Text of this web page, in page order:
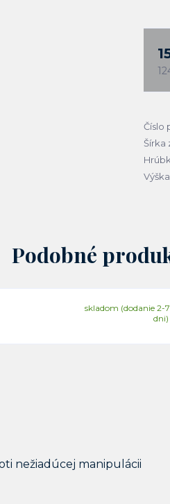
Číslo
Šírka
Podobné
skladom (dodanie 2-
dni)
nežiadúcej manipulácii